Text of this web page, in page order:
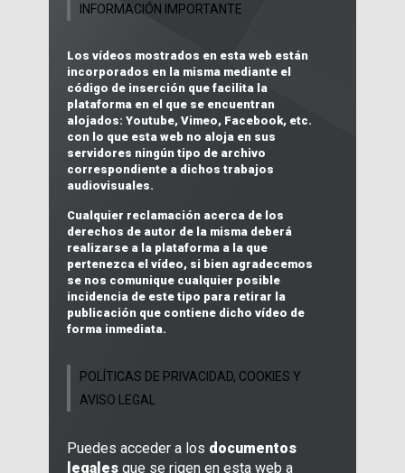
INFORMACIÓN IMPORTANTE
Los vídeos mostrados en esta web están
incorporados en la misma mediante el
código de inserción que facilita la
plataforma en el que se encuentran
alojados: Youtube, Vimeo, Facebook, etc.
con lo que esta web no aloja en sus
servidores ningún tipo de archivo
correspondiente a dichos trabajos
audiovisuales.
Cualquier reclamación acerca de los
derechos de autor de la misma deberá
realizarse a la plataforma a la que
pertenezca el vídeo, si bien agradecemos
se nos comunique cualquier posible
incidencia de este tipo para retirar la
publicación que contiene dicho vídeo de
forma inmediata.
POLÍTICAS DE PRIVACIDAD, COOKIES Y
AVISO LEGAL
Puedes acceder a los documentos
legales que se rigen en esta web a